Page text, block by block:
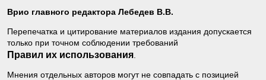
Врио главного редактора Лебедев В.В.
Перепечатка и цитирование материалов издания допускается
только при точном соблюдении требований
Правил их использования
Мнения отдельных авторов могут не совпадать с позицией